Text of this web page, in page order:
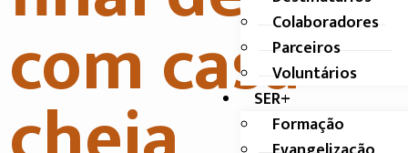
Colaboradores
Parceiros
Voluntários
SER+
Formação
com casa